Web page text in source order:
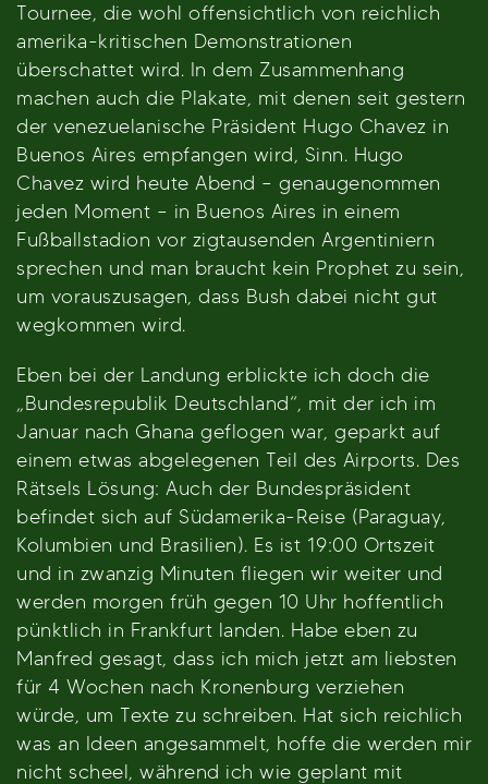
Tournee, die wohl offensichtlich von reichlich
amerika-kritischen Demonstrationen
überschattet wird. In dem Zusammenhang
machen auch die Plakate, mit denen seit gestern
der venezuelanische Präsident Hugo Chavez in
Buenos Aires empfangen wird, Sinn. Hugo
Chavez wird heute Abend – genaugenommen
jeden Moment – in Buenos Aires in einem
Fußballstadion vor zigtausenden Argentiniern
sprechen und man braucht kein Prophet zu sein,
um vorauszusagen, dass Bush dabei nicht gut
wegkommen wird.
Eben bei der Landung erblickte ich doch die
„Bundesrepublik Deutschland“, mit der ich im
Januar nach Ghana geflogen war, geparkt auf
einem etwas abgelegenen Teil des Airports. Des
Rätsels Lösung: Auch der Bundespräsident
befindet sich auf Südamerika-Reise (Paraguay,
Kolumbien und Brasilien). Es ist 19:00 Ortszeit
und in zwanzig Minuten fliegen wir weiter und
werden morgen früh gegen 10 Uhr hoffentlich
pünktlich in Frankfurt landen. Habe eben zu
Manfred gesagt, dass ich mich jetzt am liebsten
für 4 Wochen nach Kronenburg verziehen
würde, um Texte zu schreiben. Hat sich reichlich
was an Ideen angesammelt, hoffe die werden mir
nicht scheel, während ich wie geplant mit